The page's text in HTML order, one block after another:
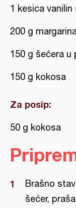
1 kesica vanilin
200 g
150 g šećera u
150 g kokosa
Za posip:
50 g kokosa
Brašno
šećer,